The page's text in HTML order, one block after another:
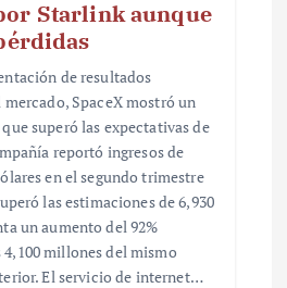
Starlink aunque
de resultados
SpaceX mostró un
superó las expectativas de
reportó ingresos de
en el segundo trimestre
las estimaciones de 6,930
un aumento del 92%
millones del mismo
El servicio de internet…